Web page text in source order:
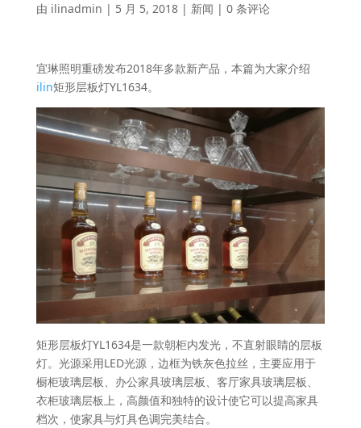
由 ilinadmin | 5 月 5, 2018| 新闻 | 0 条评论
宜琳照明重磅发布2018年多款新产品，本篇为大家介绍
ilin矩形层板灯YL1634。
矩形层板灯YL1634是一款朝柜内发光，不直射眼睛的层板
灯。光源采用LED光源，边框为铁灰色拉丝，主要应用于
橱柜玻璃层板、办公家具玻璃层板、客厅家具玻璃层板、
衣柜玻璃层板上，高颜值和独特的设计使它可以提高家具
档次，使家具与灯具色调完美结合。